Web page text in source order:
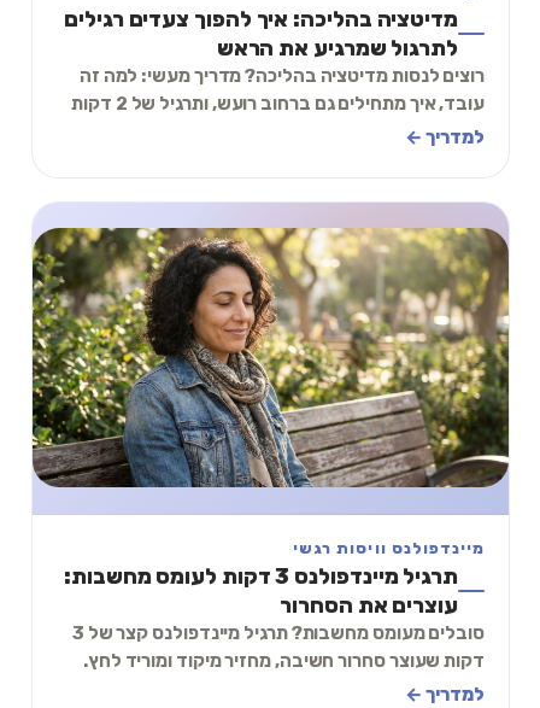
מדיטציה בהליכה: איך להפוך צעדים רגילים
לתרגול שמרגיע את הראש
רוצים לנסות מדיטציה בהליכה? מדריך מעשי: למה זה
עובד, איך מתחילים גם ברחוב רועש, ותרגיל של 2 דקות
שאפשר לעשות עכשיו.
למדריך ←
מיינדפולנס וויסות רגשי
תרגיל מיינדפולנס 3 דקות לעומס מחשבות:
עוצרים את הסחרור
סובלים מעומס מחשבות? תרגיל מיינדפולנס קצר של 3
דקות שעוצר סחרור חשיבה, מחזיר מיקוד ומוריד לחץ.
בלי ניסיון קודם, בלי ציוד.
למדריך ←